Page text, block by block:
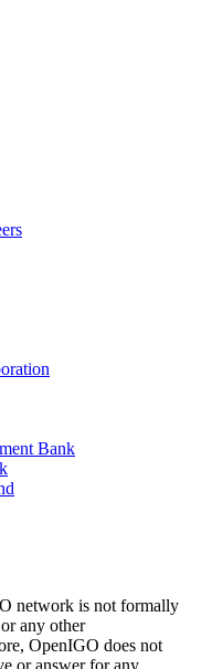
Bank
network is not formally
any other
OpenIGO does not